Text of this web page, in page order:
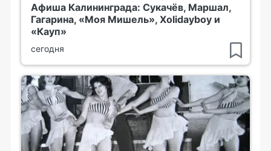
Афиша Калининграда: Сукачёв, Маршал,
Гагарина, «Моя Мишель», Xolidayboy и
«Кауп»
сегодня